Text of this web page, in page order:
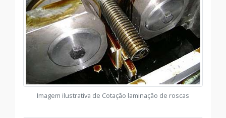
Imagem ilustrativa de Cotação laminação de roscas